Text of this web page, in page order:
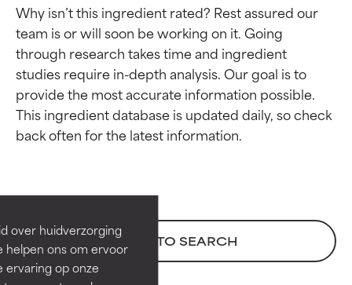
over huidverzorging
helpen ons om ervoor
ervaring op onze
Why isn’t this ingredient rated? Rest assured our
team is or will soon be working on it. Going
through research takes time and ingredient
studies require in-depth analysis. Our goal is to
provide the most accurate information possible.
This ingredient database is updated daily, so check
BACK TO SEARCH
Beoordelingen van
Bewezen en ondersteund door
onafhankelijk onderzoek.
Uitstekend actief ingrediënt
voor de meeste huidtypen of
Beoordelingen van
Bewezen en ondersteund door
onafhankelijk onderzoek.
Uitstekend actief ingrediënt
voor de meeste huidtypen of